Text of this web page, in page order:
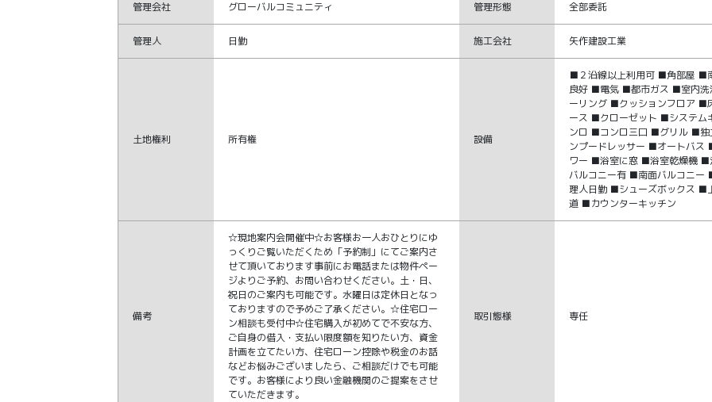
管理会社 グローバルコミュニティ 管理形態 全部委託
管理人 日勤 施工会社 矢作建設工業
土地権利 所有権 設備
■２沿線以上利用可 ■角部屋 ■
良好 ■電気 ■都市ガス ■室内洗
ーリング ■クッションフロア ■
ース ■クローゼット ■システム
ンロ ■コンロ三口 ■グリル ■
ンプードレッサー ■オートバ
ワー ■浴室に窓 ■浴室乾燥機
バルコニー有 ■南面バルコニ
理人日勤 ■シューズボックス ■
道 ■カウンターキッチン
備考
☆現地案内会開催中☆お客様お一人おひとりにゆ
っくりご覧いただくため「予約制」にてご案内さ
せて頂いております事前にお電話または物件ペー
ジよりご予約、お問い合わせください。土・日、
祝日のご案内も可能です。水曜日は定休日となっ
ておりますので予めご了承ください。☆住宅ロー
ン相談も受付中☆住宅購入が初めてで不安な方、
ご自身の借入・支払い限度額を知りたい方、資金
計画を立てたい方、住宅ローン控除や税金のお話
などお悩みございましたら、ご相談だけでも可能
です。お客様により良い金融機関のご提案をさせ
ていただきます。
取引態様 専任